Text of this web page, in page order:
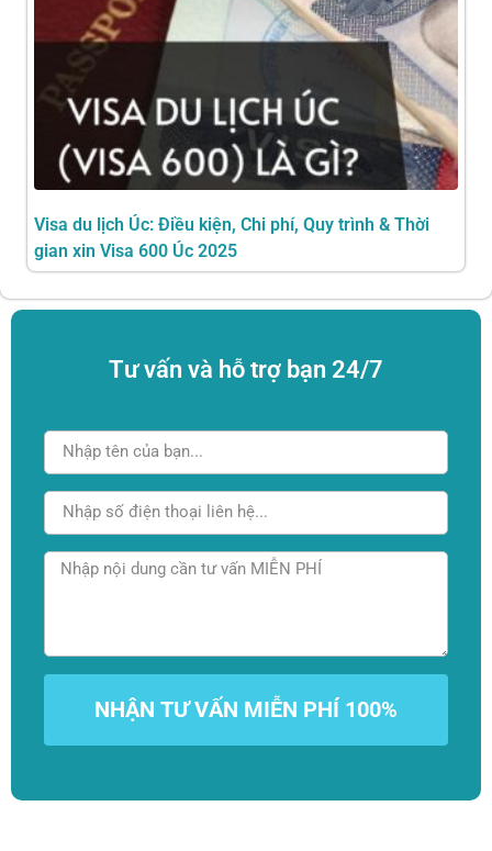
Visa du lịch Úc: Điều kiện, Chi phí, Quy trình & Thời
gian xin Visa 600 Úc 2025
Tư vấn và hỗ trợ bạn 24/7
NHẬN TƯ VẤN MIỄN PHÍ 100%